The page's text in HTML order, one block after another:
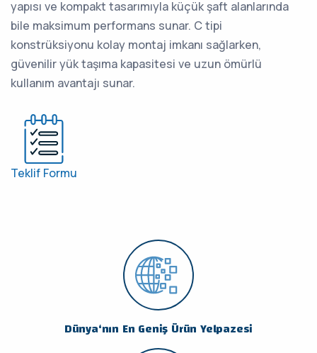
yapısı ve kompakt tasarımıyla küçük şaft alanlarında
bile maksimum performans sunar. C tipi
konstrüksiyonu kolay montaj imkanı sağlarken,
güvenilir yük taşıma kapasitesi ve uzun ömürlü
kullanım avantajı sunar.
Teklif Formu
Dünya‘nın En Geniş Ürün Yelpazesi